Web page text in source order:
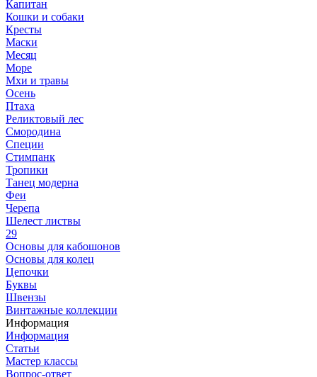
Капитан
Кошки и собаки
Кресты
Маски
Месяц
Море
Мхи и травы
Осень
Птаха
Реликтовый лес
Смородина
Специи
Стимпанк
Тропики
Танец модерна
Феи
Черепа
Шелест листвы
29
Основы для кабошонов
Основы для колец
Цепочки
Буквы
Швензы
Винтажные коллекции
Информация
Информация
Статьи
Мастер классы
Вопрос-ответ